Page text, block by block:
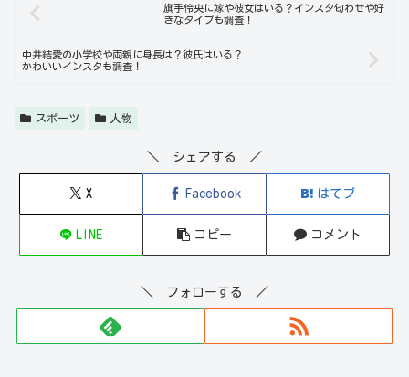
旗手怜央に嫁や彼女はいる？インスタ匂わせや好
きなタイプも調査！
中井結愛の小学校や両親に身長は？彼氏はいる？
かわいいインスタも調査！
スポーツ 人物
＼ シェアする ／
X Facebook はてブ
LINE コピー コメント
＼ フォローする ／